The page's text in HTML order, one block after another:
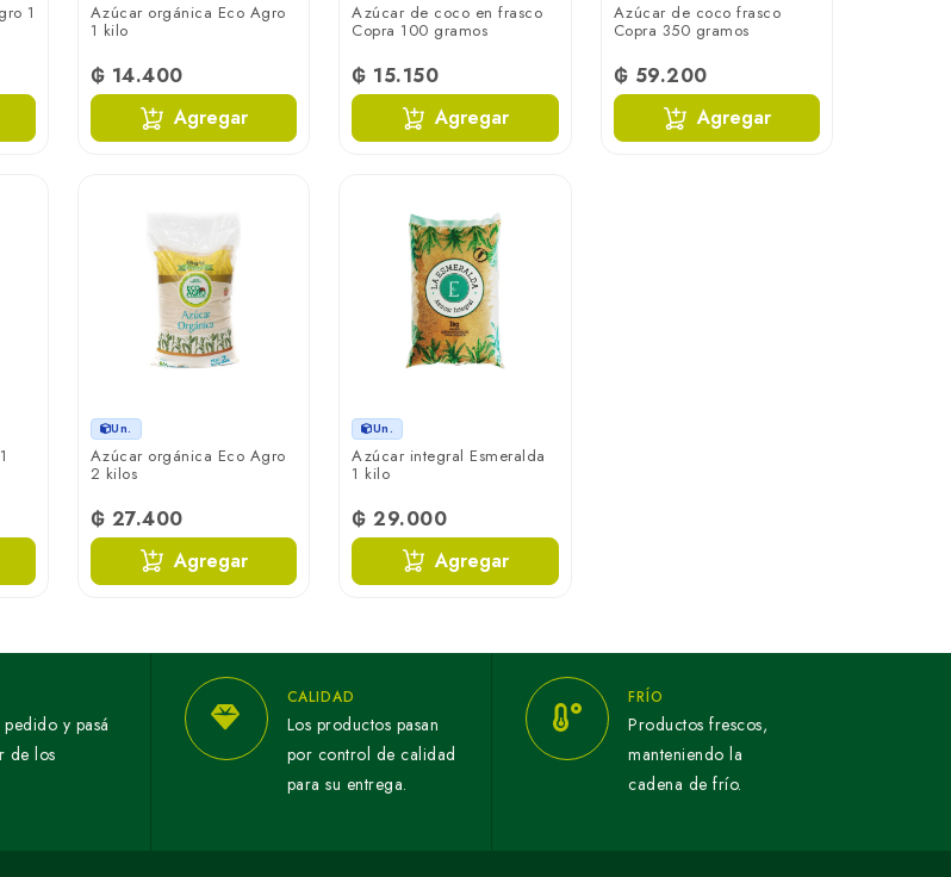
1 Azúcar orgánica Eco Agro
1 kilo
₲ 14.400
Agregar
Azúcar de coco en frasco
Copra 100 gramos
₲ 15.150
Agregar
Azúcar de coco frasco
Copra 350 gramos
₲ 59.200
Agregar
Un.
Azúcar orgánica Eco Agro
2 kilos
₲ 27.400
Agregar
Un.
Azúcar integral Esmeralda
1 kilo
₲ 29.000
Agregar
y pasá
de los
CALIDAD
Los productos pasan
por control de calidad
para su entrega.
FRÍO
Productos frescos,
manteniendo la
cadena de frío.